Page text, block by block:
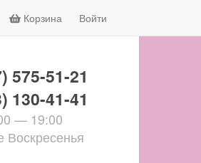
Корзина Войти
575-51-21
130-41-41
— 19:00
Воскресенья